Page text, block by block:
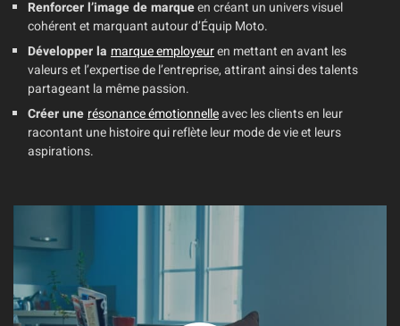
Renforcer l’image de marqueen créant un univers visuel
cohérent et marquant autour d’Équip Moto.
Développer la marque employeuren mettant en avant les
valeurs et l’expertise de l’entreprise, attirant ainsi des talents
partageant la même passion.
Créer une résonance émotionnelleavec les clients en leur
racontant une histoire qui reflète leur mode de vie et leurs
aspirations.